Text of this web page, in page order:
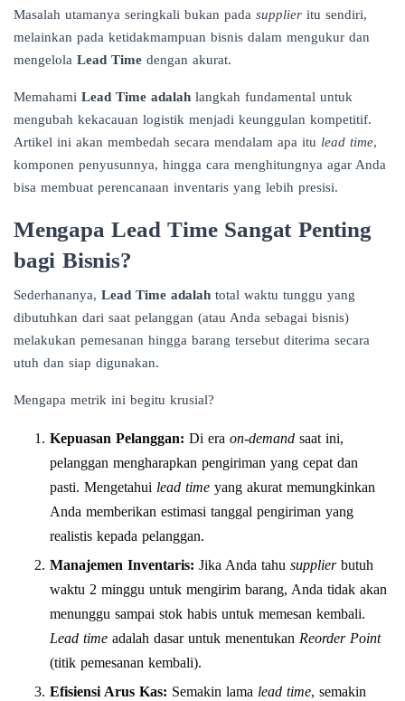
Masalah utamanya seringkali bukan pada supplier itu sendiri,
melainkan pada ketidakmampuan bisnis dalam mengukur dan
mengelola Lead Time dengan akurat.
Memahami Lead Time adalah langkah fundamental untuk
mengubah kekacauan logistik menjadi keunggulan kompetitif.
Artikel ini akan membedah secara mendalam apa itu lead time,
komponen penyusunnya, hingga cara menghitungnya agar Anda
bisa membuat perencanaan inventaris yang lebih presisi.
Mengapa Lead Time Sangat Penting
bagi Bisnis?
Sederhananya, Lead Time adalah total waktu tunggu yang
dibutuhkan dari saat pelanggan (atau Anda sebagai bisnis)
melakukan pemesanan hingga barang tersebut diterima secara
utuh dan siap digunakan.
Mengapa metrik ini begitu krusial?
Kepuasan Pelanggan: Di era on-demand saat ini,
pelanggan mengharapkan pengiriman yang cepat dan
pasti. Mengetahui lead time yang akurat memungkinkan
Anda memberikan estimasi tanggal pengiriman yang
realistis kepada pelanggan.
Manajemen Inventaris: Jika Anda tahu supplierbutuh
waktu 2 minggu untuk mengirim barang, Anda tidak akan
menunggu sampai stok habis untuk memesan kembali.
Lead time adalah dasar untuk menentukan Reorder Point
(titik pemesanan kembali).
Efisiensi Arus Kas: Semakin lama lead time, semakin